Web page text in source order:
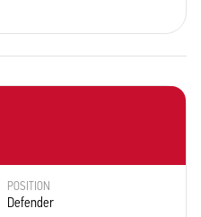
POSITION
Defender